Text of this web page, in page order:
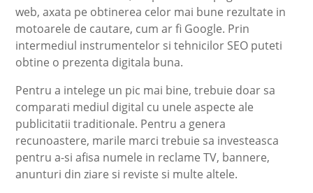
web, axata pe obtinerea celor mai bune rezultate in
motoarele de cautare, cum ar fi Google. Prin
intermediul instrumentelor si tehnicilor SEO puteti
obtine o prezenta digitala buna.
Pentru a intelege un pic mai bine, trebuie doar sa
comparati mediul digital cu unele aspecte ale
publicitatii traditionale. Pentru a genera
recunoastere, marile marci trebuie sa investeasca
pentru a-si afisa numele in reclame TV, bannere,
anunturi din ziare si reviste si multe altele.